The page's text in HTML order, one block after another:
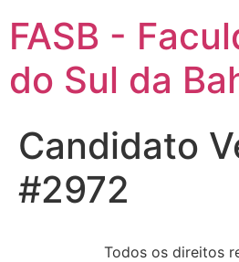
FASB -
do Sul da
Candidato
#2972
Todos os direitos